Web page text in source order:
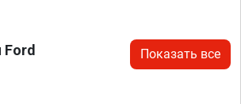
Ford Показать все